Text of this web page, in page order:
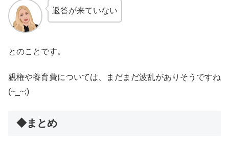
返答が来ていない
とのことです。
親権や養育費については、まだまだ波乱がありそうですね
(~_~;)
◆まとめ